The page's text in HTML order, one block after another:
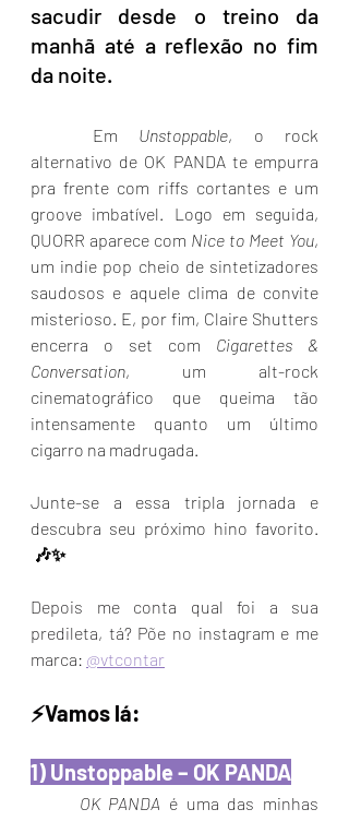
sacudir desde o treino da
manhã até a reflexão no fim
da noite.
	Em
Unstoppable, o rock
alternativo de OK PANDA te empurra
pra frente com riffs cortantes e um
groove imbatível. Logo em seguida,
QUORR aparece com Nice to Meet You,
um indie pop cheio de sintetizadores
saudosos e aquele clima de convite
misterioso. E, por fim, Claire Shutters
encerra o set com Cigarettes &
Conversation, um alt-rock
cinematográfico que queima tão
intensamente quanto um último
cigarro na madrugada.
Junte-se a essa tripla jornada e
🎶✨
Depois me conta qual foi a sua
predileta, tá? Põe no instagram e me
marca: @vtcontar
⚡️Vamos lá:
1) Unstoppable – OK PANDA
	OK PANDA
é uma das minhas